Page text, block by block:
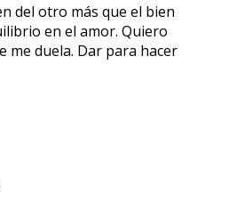
del otro más que el bien
en el amor. Quiero
me duela. Dar para hacer